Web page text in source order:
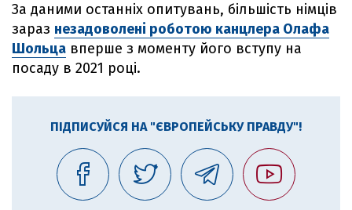
За даними останніх опитувань, більшість німців
зараз незадоволені роботою канцлера Олафа
Шольца вперше з моменту його вступу на
посаду в 2021 році.
ПІДПИСУЙСЯ НА "ЄВРОПЕЙСЬКУ ПРАВДУ"!